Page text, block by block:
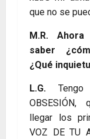
que no se
M.R.
saber
¿Qué
L.G.
llegar los
VOZ DE TU